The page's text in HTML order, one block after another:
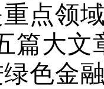
点领
篇大文
色金